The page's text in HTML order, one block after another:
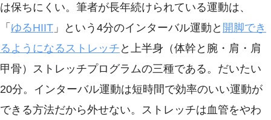
は保ちにくい。筆者が長年続けられている運動は、
「 ゆるHIIT 」という4分のインターバル運動と 開脚でき
るようになるストレッチ と上半身（体幹と腕・肩・肩
甲骨）ストレッチプログラムの三種である。だいたい
20分。インターバル運動は短時間で効率のいい運動が
できる方法だから外せない。ストレッチは血管をやわ